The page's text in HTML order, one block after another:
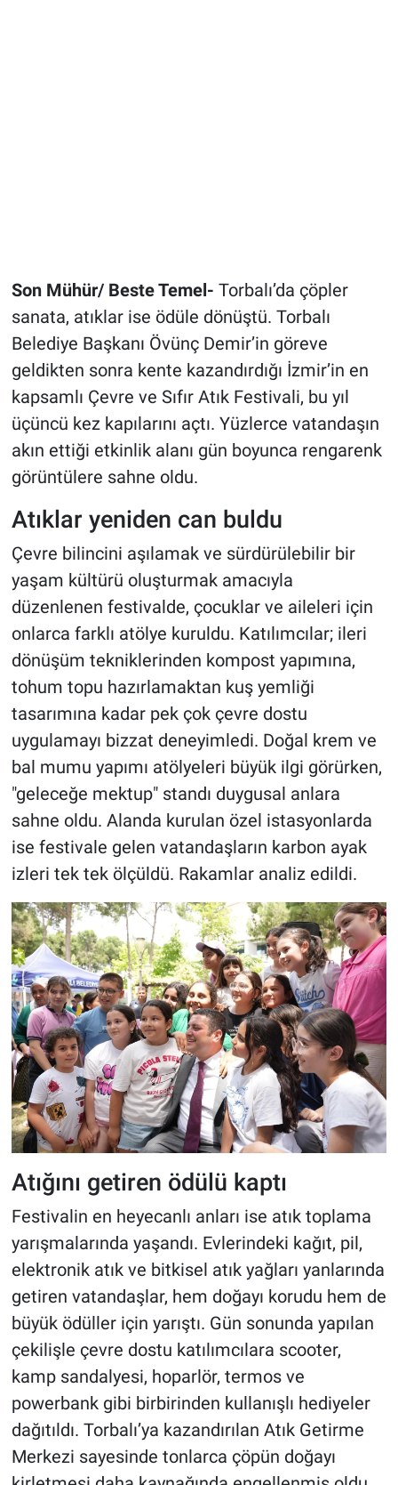
Son Mühür/ Beste Temel- Torbalı’da çöpler
sanata, atıklar ise ödüle dönüştü. Torbalı
Belediye Başkanı Övünç Demir’in göreve
geldikten sonra kente kazandırdığı İzmir’in en
kapsamlı Çevre ve Sıfır Atık Festivali, bu yıl
üçüncü kez kapılarını açtı. Yüzlerce vatandaşın
akın ettiği etkinlik alanı gün boyunca rengarenk
görüntülere sahne oldu.
Atıklar yeniden can buldu
Çevre bilincini aşılamak ve sürdürülebilir bir
yaşam kültürü oluşturmak amacıyla
düzenlenen festivalde, çocuklar ve aileleri için
onlarca farklı atölye kuruldu. Katılımcılar; ileri
dönüşüm tekniklerinden kompost yapımına,
tohum topu hazırlamaktan kuş yemliği
tasarımına kadar pek çok çevre dostu
uygulamayı bizzat deneyimledi. Doğal krem ve
bal mumu yapımı atölyeleri büyük ilgi görürken,
"geleceğe mektup" standı duygusal anlara
sahne oldu. Alanda kurulan özel istasyonlarda
ise festivale gelen vatandaşların karbon ayak
izleri tek tek ölçüldü. Rakamlar analiz edildi.
Atığını getiren ödülü kaptı
Festivalin en heyecanlı anları ise atık toplama
yarışmalarında yaşandı. Evlerindeki kağıt, pil,
elektronik atık ve bitkisel atık yağları yanlarında
getiren vatandaşlar, hem doğayı korudu hem de
büyük ödüller için yarıştı. Gün sonunda yapılan
çekilişle çevre dostu katılımcılara scooter,
kamp sandalyesi, hoparlör, termos ve
powerbank gibi birbirinden kullanışlı hediyeler
dağıtıldı. Torbalı’ya kazandırılan Atık Getirme
Merkezi sayesinde tonlarca çöpün doğayı